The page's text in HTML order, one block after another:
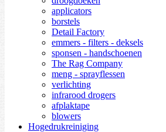
applicators
borstels
Detail Factory
emmers - filters - deksels
sponsen - handschoenen
The Rag Company
meng - sprayflessen
verlichting
infrarood drogers
afplaktape
blowers
Hogedrukreiniging